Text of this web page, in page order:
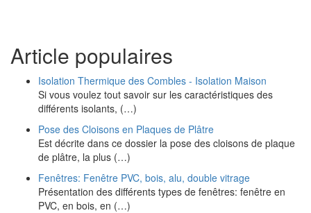
Article populaires
Isolation Thermique des Combles - Isolation Maison
Si vous voulez tout savoir sur les caractéristiques des
différents isolants, (…)
Pose des Cloisons en Plaques de Plâtre
Est décrite dans ce dossier la pose des cloisons de plaque
de plâtre, la plus (…)
Fenêtres: Fenêtre PVC, bois, alu, double vitrage
Présentation des différents types de fenêtres: fenêtre en
PVC, en bois, en (…)